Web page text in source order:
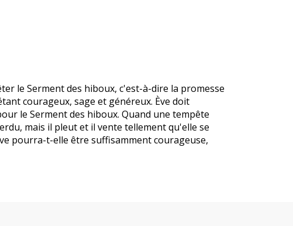
le Serment des hiboux, c'est-à-dire la promesse
courageux, sage et généreux. Ève doit
le Serment des hiboux. Quand une tempête
mais il pleut et il vente tellement qu'elle se
pourra-t-elle être suffisamment courageuse,